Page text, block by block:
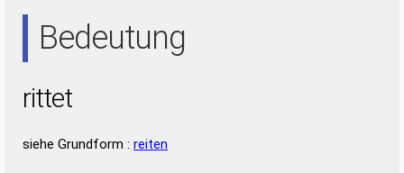
Bedeutung
rittet
siehe Grundform : reiten